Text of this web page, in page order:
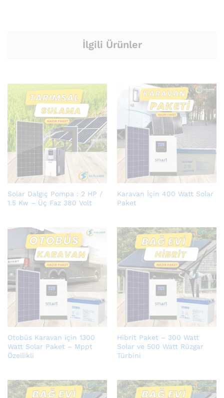
İlgili Ürünler
Solar Dalgıç Pompa : 2 HP /
1.5 Kw – Üç Faz 380 Volt
Karavan İçin 400 Watt Solar
Paket
Otobüs Karavan için 1300
Watt Solar Paket – Mppt
Özellikli
Hibrit Paket – 300 Watt
Solar ve 500 Watt Rüzgar
Türbini